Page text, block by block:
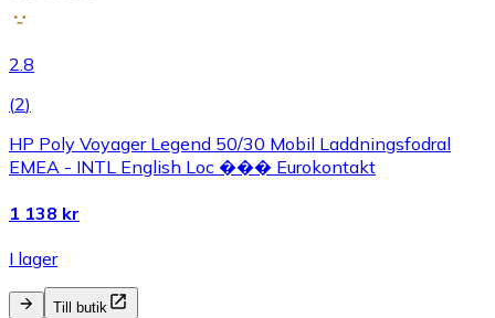
2.8
(2)
HP Poly Voyager Legend 50/30 Mobil Laddningsfodral
EMEA - INTL English Loc ��� Eurokontakt
1 138 kr
I lager
Till butik